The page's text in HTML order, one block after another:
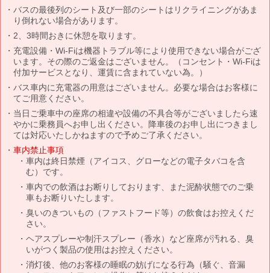
バスの最後列のシート及び一部のシートはリクライニングがあま
り倒れない場合があります。
2、3時間おきに休憩を取ります。
充電設備・Wi-Fiは機器トラブル等により使用できない場合がござ
います。その際のご返金はございません。（コンセント・Wi-Fiは
付加サービスとなり、運賃に含まれていない為。）
バス車内に充電器の用意はございません。必要な場合はお客様に
てご用意ください。
当日ご乗車中の座席の相違や設備の不具合等がございましたら速
やかに乗務員へお申し出ください。降車後のお申し出につきまし
ては対応いたしかねますので予めご了承ください。
車内禁止事項
車内は終日禁煙（アイコス、グローなどの電子タバコを含
む）です。
車内での飲酒はお断りしております、また泥酔状態でのご乗
車もお断りいたします。
臭いのきついもの（ファストフード等）の飲食はお控えくだ
さい。
ヘアスプレーや制汗スプレー（香水）など座席が汚れる、臭
いがつく製品の使用はお控えください。
消灯後、他のお客様の睡眠の妨げになる行為（騒ぐ、音漏